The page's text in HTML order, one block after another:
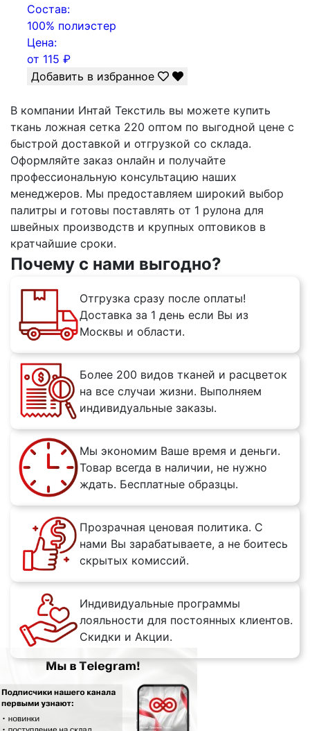
Состав:
100% полиэстер
Цена:
от 115 ₽
Добавить в избранное
В компании Интай Текстиль вы можете купить
ткань ложная сетка 220 оптом по выгодной цене с
быстрой доставкой и отгрузкой со склада.
Оформляйте заказ онлайн и получайте
профессиональную консультацию наших
менеджеров. Мы предоставляем широкий выбор
палитры и готовы поставлять от 1 рулона для
швейных производств и крупных оптовиков в
кратчайшие сроки.
Почему с нами выгодно?
Отгрузка сразу после оплаты!
Доставка за 1 день если Вы из
Москвы и области.
Более 200 видов тканей и расцветок
на все случаи жизни. Выполняем
индивидуальные заказы.
Мы экономим Ваше время и деньги.
Товар всегда в наличии, не нужно
ждать. Бесплатные образцы.
Прозрачная ценовая политика. С
нами Вы зарабатываете, а не боитесь
скрытых комиссий.
Индивидуальные программы
лояльности для постоянных клиентов.
Скидки и Акции.